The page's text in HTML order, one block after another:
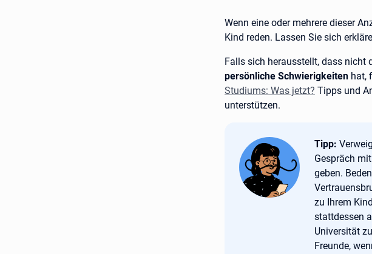
Wenn eine oder mehrere dieser
Kind reden. Lassen Sie sich
Falls sich herausstellt, dass nicht
persönliche Schwierigkeiten hat,
Studiums: Was jetzt? Tipps und
unterstützen.
Tipp:
Tipp:
Gespräch
geben.
zu Ihrem
stattdessen
Universität
Freunde,